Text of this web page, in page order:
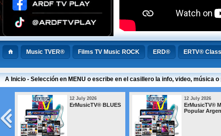
Music TVER® Films TV Music ROCK ERD® ERTV®
A Inicio - Selección en MENU o escribe en el casillero la info, video, música
12 July 2026
ErMusicTV® BLUES
12 July 2026
ErMusicTV®
Popular